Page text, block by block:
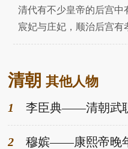
的出现了姐妹花，她们
起这璹嫔和玉
清代有不少皇帝的后宫中
宸妃与庄妃，顺治后宫
宫甚至有四对姐妹花，乾
璹嫔与玉嫔，下面小编给
吧。璹嫔与玉嫔
清朝其他人物
1 李臣典——清朝武
2 穆嫔——康熙帝晚